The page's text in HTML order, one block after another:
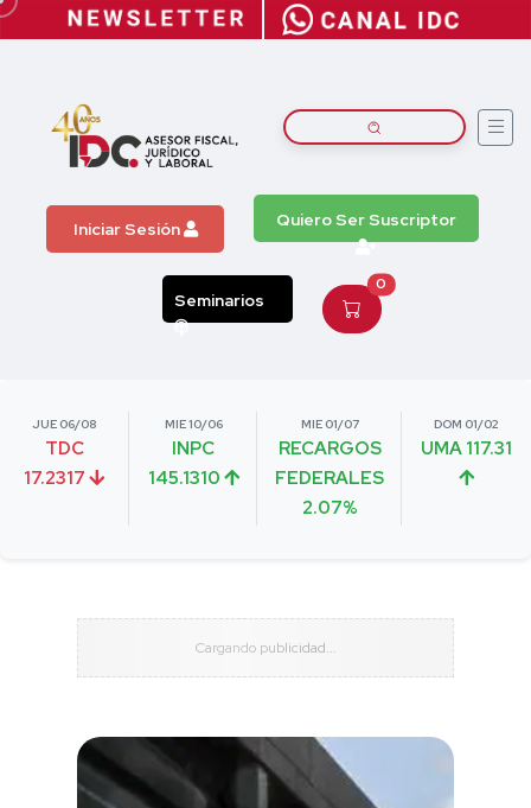
Iniciar Sesión Quiero Ser Suscriptor
Seminarios
0
JUE 06/08
TDC
17.2317
MIE 10/06
INPC
145.1310
MIE 01/07
RECARGOS
FEDERALES
2.07%
DOM 01/02
UMA 117.31